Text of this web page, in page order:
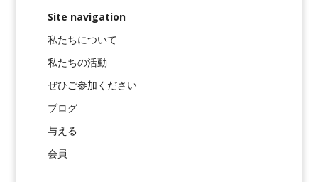
Site navigation
私たちについて
私たちの活動
ぜひご参加ください
ブログ
与える
会員